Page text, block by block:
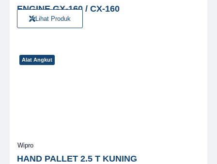
ENGINE GX-160 / CX-160
Lihat Produk
HAND PALLET 2.5 T KUNING
Wipro
Alat Angkut